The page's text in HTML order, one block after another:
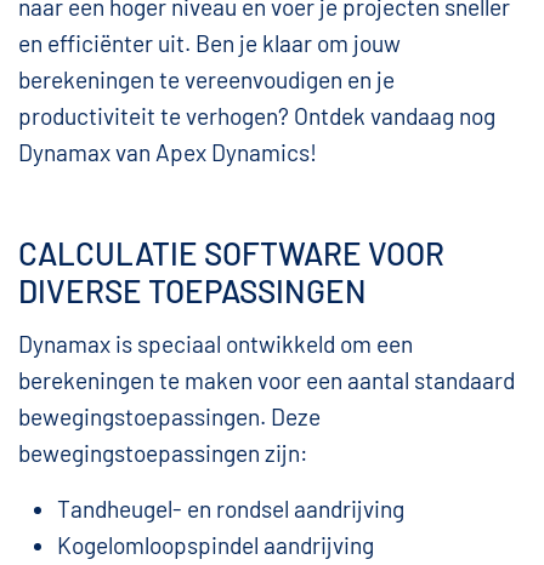
naar een hoger niveau en voer je projecten sneller
en efficiënter uit. Ben je klaar om jouw
berekeningen te vereenvoudigen en je
productiviteit te verhogen? Ontdek vandaag nog
Dynamax van Apex Dynamics!
CALCULATIE SOFTWARE VOOR
DIVERSE TOEPASSINGEN
Dynamax is speciaal ontwikkeld om een
berekeningen te maken voor een aantal standaard
bewegingstoepassingen. Deze
bewegingstoepassingen zijn:
Tandheugel- en rondsel aandrijving
Kogelomloopspindel aandrijving